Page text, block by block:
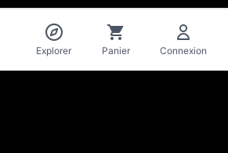
Explorer Panier Connexion